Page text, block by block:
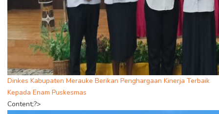
Dinkes Kabupaten Merauke Berikan Penghargaan Kinerja Terbaik
Kepada Enam Puskesmas
Content;?>